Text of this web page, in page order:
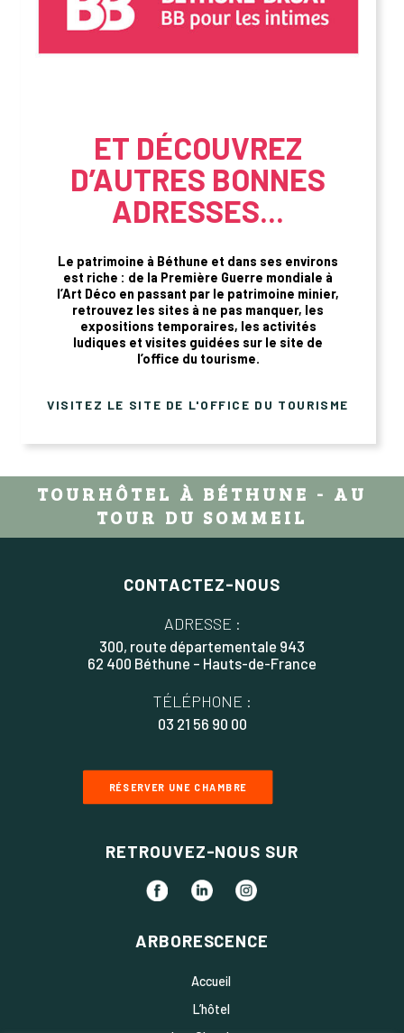
ET DÉCOUVREZ
D’AUTRES BONNES
ADRESSES...
Le patrimoine à Béthune et dans ses environs
est riche : de la Première Guerre mondiale à
l’Art Déco en passant par le patrimoine minier,
retrouvez les sites à ne pas manquer, les
expositions temporaires, les activités
ludiques et visites guidées sur le site de
l’office du tourisme.
VISITEZ LE SITE DE L'OFFICE DU TOURISME
TOURHÔTEL À BÉTHUNE - AU
TOUR DU SOMMEIL
CONTACTEZ-NOUS
ADRESSE :
300, route départementale 943
62 400 Béthune – Hauts-de-France
TÉLÉPHONE :
03 21 56 90 00
RÉSERVER UNE CHAMBRE
RETROUVEZ-NOUS SUR
ARBORESCENCE
Accueil
L’hôtel